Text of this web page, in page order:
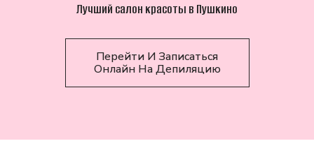
Лучший салон красоты в Пушкино
Перейти И Записаться
Онлайн На Депиляцию